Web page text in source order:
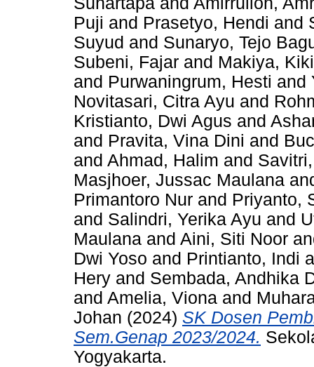
Puji and Prasetyo, Hendi and
Suyud and Sunaryo, Tejo
Subeni, Fajar and Makiya,
and Purwaningrum, Hesti and
Novitasari, Citra Ayu and
Kristianto, Dwi Agus and
and Pravita, Vina Dini and
and Ahmad, Halim and
Masjhoer, Jussac Maulana
Primantoro Nur and Priyanto,
and Salindri, Yerika Ayu and
Maulana and Aini, Siti Noor
Dwi Yoso and Printianto, Indi
Hery and Sembada, Andhika
and Amelia, Viona and
Johan (2024) SK Dosen
Sem.Genap 2023/2024.
Yogyakarta.